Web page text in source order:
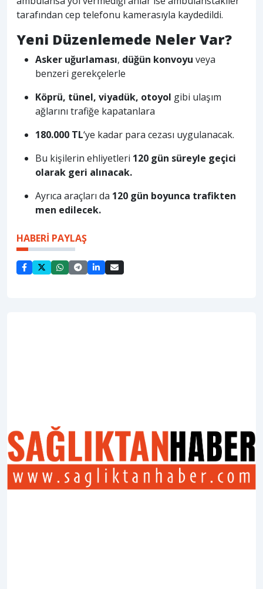
tarafından cep telefonu kamerasıyla kaydedildi.
Yeni Düzenlemede Neler Var?
Asker uğurlaması, düğün konvoyu veya
benzeri gerekçelerle
Köprü, tünel, viyadük, otoyol gibi ulaşım
ağlarını trafiğe kapatanlara
180.000 TL‘ye kadar para cezası uygulanacak.
Bu kişilerin ehliyetleri 120 gün süreyle geçici
olarak geri alınacak.
Ayrıca araçları da 120 gün boyunca trafikten
men edilecek.
HABERİ PAYLAŞ